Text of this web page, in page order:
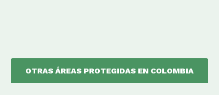
OTRAS ÁREAS PROTEGIDAS EN COLOMBIA